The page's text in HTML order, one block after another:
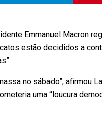
Emmanuel Macron
estão decididos a
no sábado”, afirmou
uma “loucura